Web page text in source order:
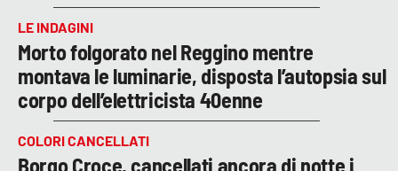
LE INDAGINI
Morto folgorato nel Reggino mentre
montava le luminarie, disposta l’autopsia sul
corpo dell’elettricista 40enne
COLORI CANCELLATI
Borgo Croce, cancellati ancora di notte i